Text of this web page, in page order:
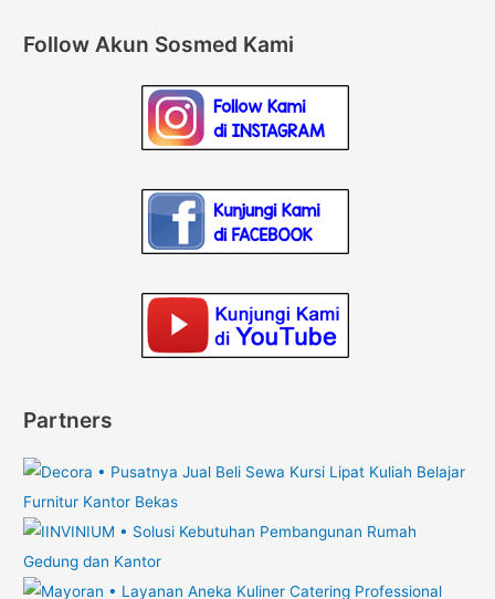
Follow Akun Sosmed Kami
Partners